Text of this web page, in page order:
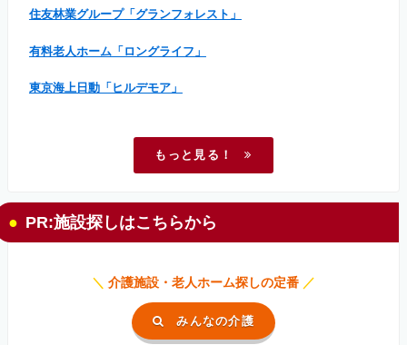
住友林業グループ「グランフォレスト」
有料老人ホーム「ロングライフ」
東京海上日動「ヒルデモア」
もっと見る！
PR:施設探しはこちらから
＼ 介護施設・老人ホーム探しの定番 ／
みんなの介護